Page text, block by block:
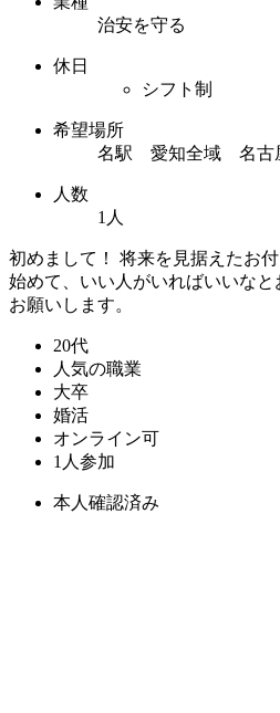
治安を守る
休日
シフト制
希望場所
名駅 愛知全域 名古
人数
1人
初めまして！ 将来を見据えたお
始めて、いい人がいればいいな
お願いします。
20代
人気の職業
大卒
婚活
オンライン可
1人参加
本人確認済み